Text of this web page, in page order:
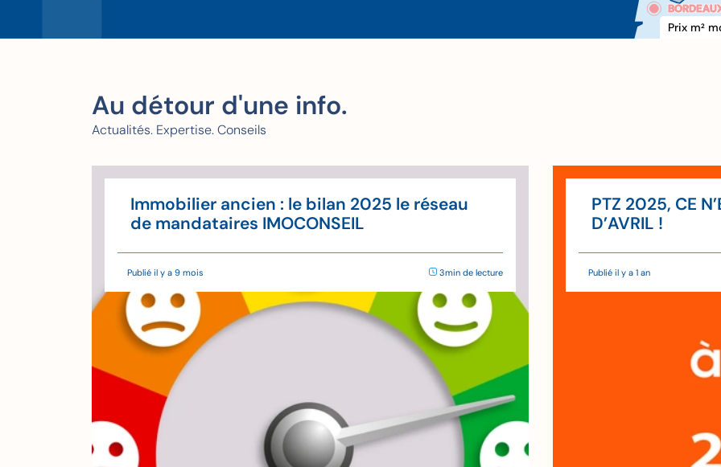
Prix m2
Au détour d'une info.
Actualités. Expertise. Conseils
Immobilier ancien : le bilan 2025 le réseau
de mandataires IMOCONSEIL
Publié il y a 9 mois 3min de lecture
PTZ 2025, CE
D’AVRIL !
Publié il y a 1 an